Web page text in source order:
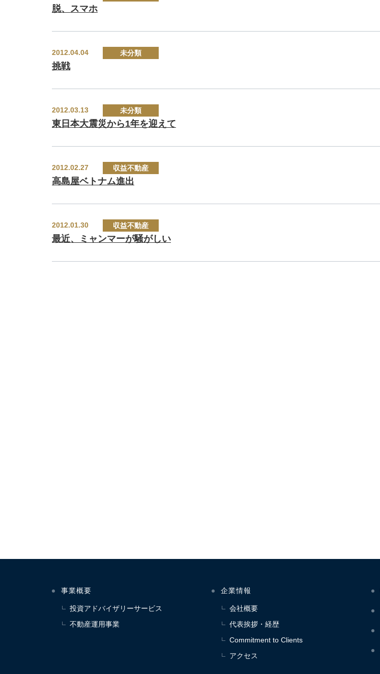
脱、スマホ
2012.04.04 未分類
挑戦
2012.03.13 未分類
東日本大震災から1年を迎えて
2012.02.27 収益不動産
高島屋ベトナム進出
2012.01.30 収益不動産
最近、ミャンマーが騒がしい
事業概要
投資アドバイザリーサービス
不動産運用事業
企業情報
会社概要
代表挨拶・経歴
Commitment to Clients
アクセス